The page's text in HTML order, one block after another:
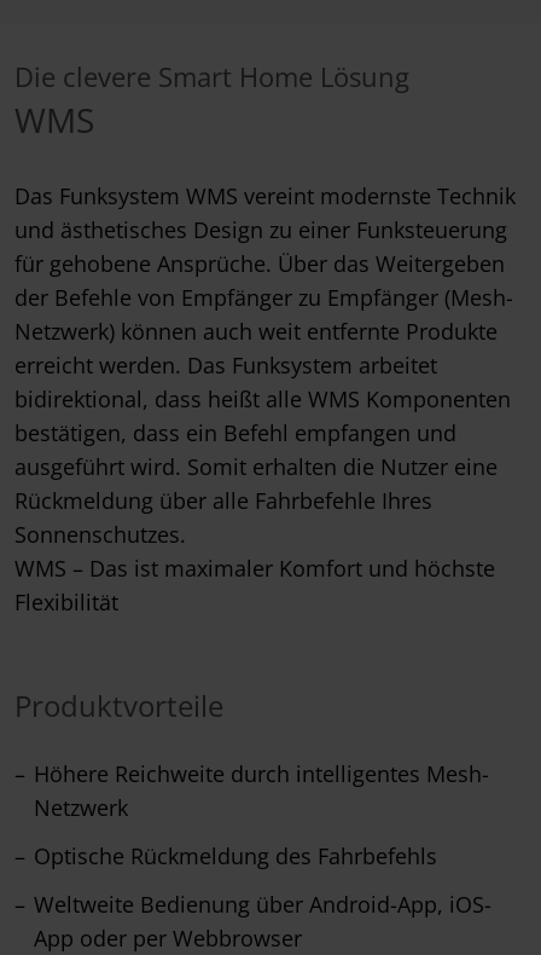
Die clevere Smart Home Lösung
WMS
Das Funksystem WMS vereint modernste Technik
und ästhetisches Design zu einer Funksteuerung
für gehobene Ansprüche. Über das Weitergeben
der Befehle von Empfänger zu Empfänger (Mesh-
Netzwerk) können auch weit entfernte Produkte
erreicht werden. Das Funksystem arbeitet
bidirektional, dass heißt alle WMS Komponenten
bestätigen, dass ein Befehl empfangen und
ausgeführt wird. Somit erhalten die Nutzer eine
Rückmeldung über alle Fahrbefehle Ihres
Sonnenschutzes.
WMS – Das ist maximaler Komfort und höchste
Flexibilität
Produktvorteile
Höhere Reichweite durch intelligentes Mesh-
Netzwerk
Optische Rückmeldung des Fahrbefehls
Weltweite Bedienung über Android-App, iOS-
App oder per Webbrowser